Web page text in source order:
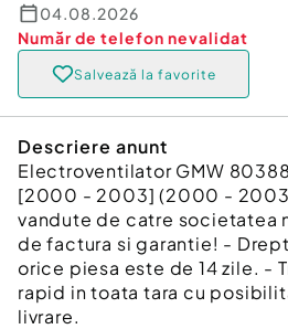
04.08.2026
Număr de telefon nevalidat
Salvează la favorite
Descriere anunt
Electroventilator GMW
[2000 - 2003] (2000 -
vandute de catre societatea
de factura si garantie! -
orice piesa este de 14 zile. -
rapid in toata tara cu
livrare.